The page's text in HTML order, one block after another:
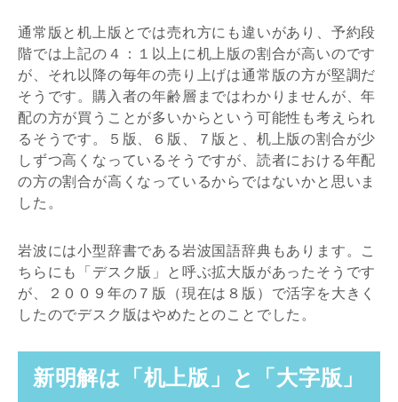
通常版と机上版とでは売れ方にも違いがあり、予約段
階では上記の４：１以上に机上版の割合が高いのです
が、それ以降の毎年の売り上げは通常版の方が堅調だ
そうです。購入者の年齢層まではわかりませんが、年
配の方が買うことが多いからという可能性も考えられ
るそうです。５版、６版、７版と、机上版の割合が少
しずつ高くなっているそうですが、読者における年配
の方の割合が高くなっているからではないかと思いま
した。
岩波には小型辞書である岩波国語辞典もあります。こ
ちらにも「デスク版」と呼ぶ拡大版があったそうです
が、２００９年の７版（現在は８版）で活字を大きく
したのでデスク版はやめたとのことでした。
新明解は「机上版」と「大字版」